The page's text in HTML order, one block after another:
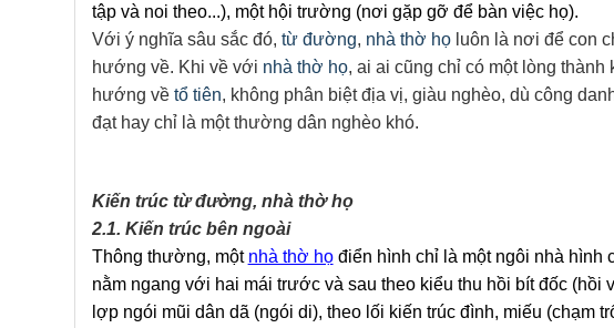
tập và noi theo...), một hội trường (nơi gặp gỡ để bàn việc họ).
Với ý nghĩa sâu sắc đó, từ đường, nhà thờ họ luôn là nơi để con
hướng về. Khi về với nhà thờ họ, ai ai cũng chỉ có một lòng thành
hướng về tổ tiên, không phân biệt địa vị, giàu nghèo, dù công
đạt hay chỉ là một thường dân nghèo khó.
Kiến trúc từ đường, nhà thờ họ
2.1. Kiến trúc bên ngoài
Thông thường, một nhà thờ họđiển hình chỉ là một ngôi nhà hình
nằm ngang với hai mái trước và sau theo kiểu thu hồi bít đốc (hồi
lợp ngói mũi dân dã (ngói di), theo lối kiến trúc đình, miếu (chạm